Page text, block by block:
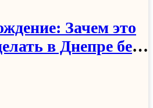
Зачем это
в Днепре без